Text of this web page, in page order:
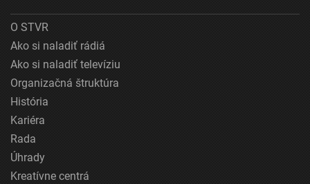
O STVR
Ako si naladiť rádiá
Ako si naladiť televíziu
Organizačná štruktúra
História
Kariéra
Rada
Úhrady
Kreatívne centrá